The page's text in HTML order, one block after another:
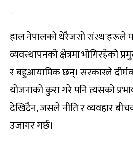
हाल नेपालको धेरैजसो संस्थाहरूले
व्यवस्थापनको क्षेत्रमा भोगिरहेको
र बहुआयामिक छन्। सरकारले
योजनाको कुरा गरे पनि त्यसको
देखिंदैन, जसले नीति र व्यवहार
उजागर गर्छ।